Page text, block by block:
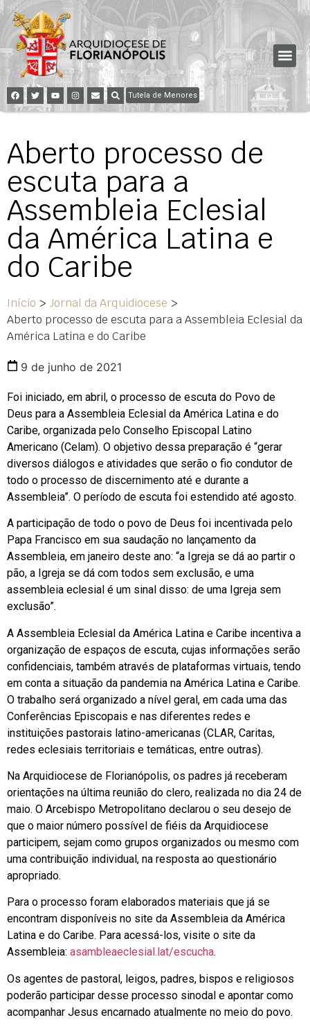
Tutela de Menores
Aberto processo de
escuta para a
Assembleia Eclesial
da América Latina e
do Caribe
Início > Jornal da Arquidiocese >
Aberto processo de escuta para a Assembleia Eclesial da
América Latina e do Caribe
9 de junho de 2021
Foi iniciado, em abril, o processo de escuta do Povo de
Deus para a Assembleia Eclesial da América Latina e do
Caribe, organizada pelo Conselho Episcopal Latino
Americano (Celam). O objetivo dessa preparação é “gerar
diversos diálogos e atividades que serão o fio condutor de
todo o processo de discernimento até e durante a
Assembleia”. O período de escuta foi estendido até agosto.
A participação de todo o povo de Deus foi incentivada pelo
Papa Francisco em sua saudação no lançamento da
Assembleia, em janeiro deste ano: “a Igreja se dá ao partir o
pão, a Igreja se dá com todos sem exclusão, e uma
assembleia eclesial é um sinal disso: de uma Igreja sem
exclusão”.
A Assembleia Eclesial da América Latina e Caribe incentiva a
organização de espaços de escuta, cujas informações serão
confidenciais, também através de plataformas virtuais, tendo
em conta a situação da pandemia na América Latina e Caribe.
O trabalho será organizado a nível geral, em cada uma das
Conferências Episcopais e nas diferentes redes e
instituições pastorais latino-americanas (CLAR, Caritas,
redes eclesiais territoriais e temáticas, entre outras).
Na Arquidiocese de Florianópolis, os padres já receberam
orientações na última reunião do clero, realizada no dia 24 de
maio. O Arcebispo Metropolitano declarou o seu desejo de
que o maior número possível de fiéis da Arquidiocese
participem, sejam como grupos organizados ou mesmo com
uma contribuição individual, na resposta ao questionário
apropriado.
Para o processo foram elaborados materiais que já se
encontram disponíveis no site da Assembleia da América
Latina e do Caribe. Para acessá-los, visite o site da
Assembleia: asambleaeclesial.lat/escucha.
Os agentes de pastoral, leigos, padres, bispos e religiosos
poderão participar desse processo sinodal e apontar como
acompanhar Jesus encarnado atualmente no meio do povo.